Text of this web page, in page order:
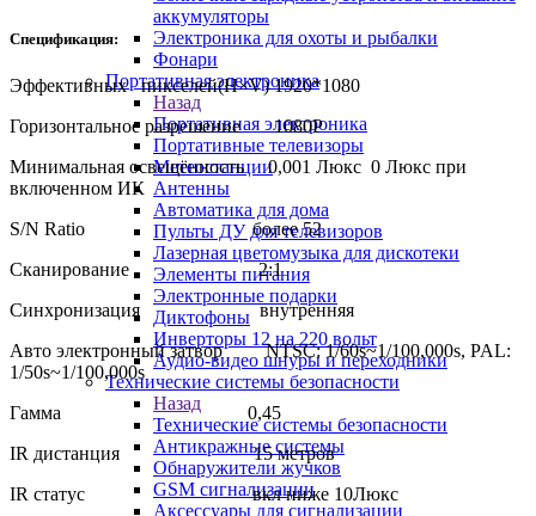
аккумуляторы
Электроника для охоты и рыбалки
Фонари
Портативная электроника
Назад
Портативная электроника
Портативные телевизоры
Метеостанции
Антенны
Автоматика для дома
Пульты ДУ для телевизоров
Лазерная цветомузыка для дискотеки
Элементы питания
Электронные подарки
Диктофоны
Инверторы 12 на 220 вольт
Аудио-видео шнуры и переходники
Технические системы безопасности
Назад
Технические системы безопасности
Антикражные системы
Обнаружители жучков
GSM сигнализации
Аксессуары для сигнализации
Спецификация:
Эффективных пикселей(H×V) 1920*1080
Горизонтальное разрешение 1080Р
Минимальная освещённость 0,001 Люкс 0 Люкс при
включенном ИК
S/N Ratio более 52
Сканирование 2:1
Синхронизация внутренняя
Авто электронный затвор NTSC: 1/60s~1/100,000s, PAL:
1/50s~1/100,000s
Гамма 0,45
IR дистанция 15 метров
IR статус вкл ниже 10Люкс